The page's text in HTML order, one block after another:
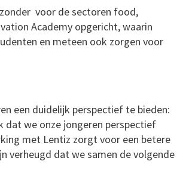
voor de sectoren food,
Academy opgericht, waarin
en meteen ook zorgen voor
een duidelijk perspectief te bieden:
dat we onze jongeren perspectief
met Lentiz zorgt voor een betere
verheugd dat we samen de volgende